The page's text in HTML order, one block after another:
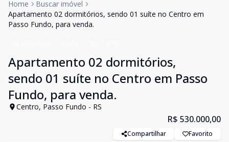
Home
Buscar imóvel
Apartamento 02 dormitórios, sendo 01 suíte no Centro em
Passo Fundo, para venda.
Apartamento 02 dormitórios,
sendo 01 suíte no Centro em Passo
Fundo, para venda.
Centro, Passo Fundo - RS
R$ 530.000,00
Compartilhar Favorito